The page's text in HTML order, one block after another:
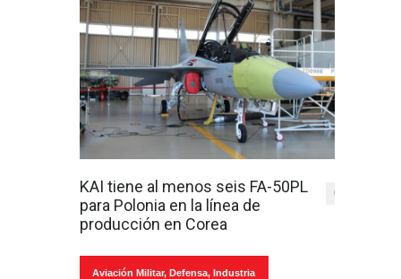
KAI tiene al menos seis FA-50PL
para Polonia en la línea de
producción en Corea
0
Aviación Militar, Defensa, Industria